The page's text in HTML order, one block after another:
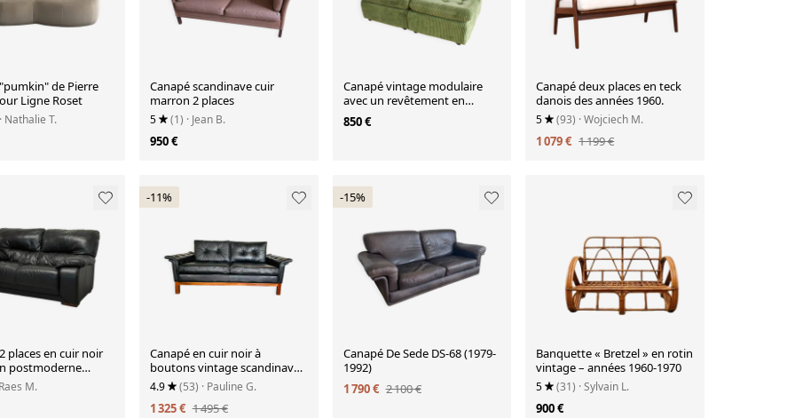
de Pierre
Ligne Roset
· Nathalie T.
Canapé scandinave cuir
marron 2 places
5 (1) · Jean B.
950 €
Canapé vintage modulaire
avec un revêtement en
cordon vert
850 €
Canapé deux places en teck
danois des années 1960.
5 (93) · Wojciech M.
1 079 € 1 199 €
places en cuir noir
postmoderne
M.
-11%
Canapé en cuir noir à
boutons vintage scandinave
des années 1960, modèle
Kardinal, pour 2 personnes.
4.9 (53) · Pauline G.
1 325 € 1 495 €
-15%
Canapé De Sede DS-68 (1979-
1992)
1 790 € 2 100 €
Banquette « Bretzel » en rotin
vintage – années 1960-1970
5 (31) · Sylvain L.
900 €